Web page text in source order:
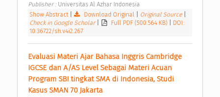
Publisher : Universitas Al Azhar Indonesia
Show Abstract| Download Original Original Source
Check in Google Scholar
Full PDF (500.564 KB)
DOI:
10.36722/sh.v4i2.267
Evaluasi Materi Ajar Bahasa Inggris Cambridge
IGCSE dan A/AS Level Sebagai Materi Acuan
Program SBI tingkat SMA di Indonesia, Studi
Kasus SMAN 70 Jakarta